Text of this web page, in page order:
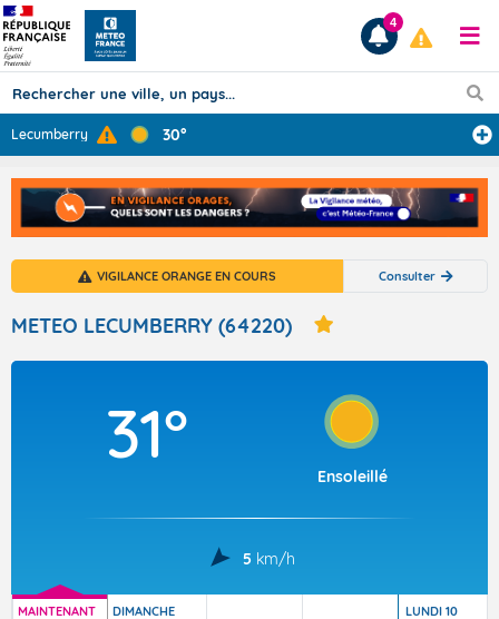
Prévisions
TOUS LES RÉSULTATS
Articles
4
Lecumberry 30°
VIGILANCE ORANGE EN COURS Consulter
METEO LECUMBERRY (64220)
31°
Ensoleillé
5 km/h
MAINTENANT DIMANCHE LUNDI 10